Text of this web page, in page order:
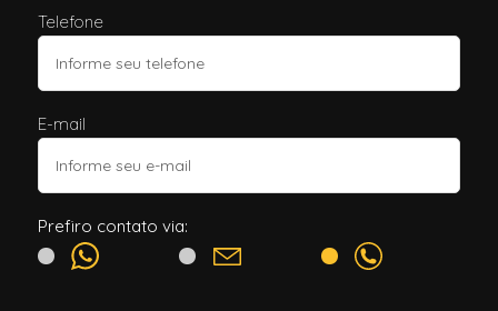
Telefone
E-mail
Prefiro contato via: